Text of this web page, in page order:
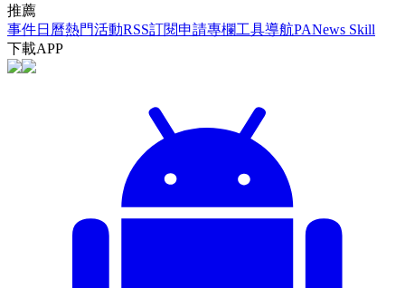
推薦
事件日曆熱門活動RSS訂閱申請專欄工具導航PANews Skill
下載APP